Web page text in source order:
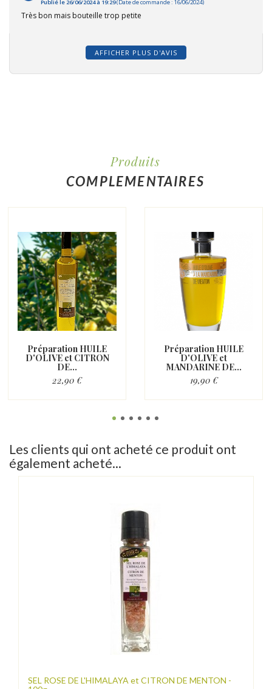
Publié le 26/06/2024 à 19:29(Date de commande : 16/06/2024)
Très bon mais bouteille trop petite
AFFICHER PLUS D'AVIS
Produits
COMPLEMENTAIRES
Préparation HUILE
D'OLIVE et CITRON
DE...
22,90 €
Préparation HUILE
D'OLIVE et
MANDARINE DE...
19,90 €
Les clients qui ont acheté ce produit ont
également acheté...
SEL ROSE DE L'HIMALAYA et CITRON DE MENTON -